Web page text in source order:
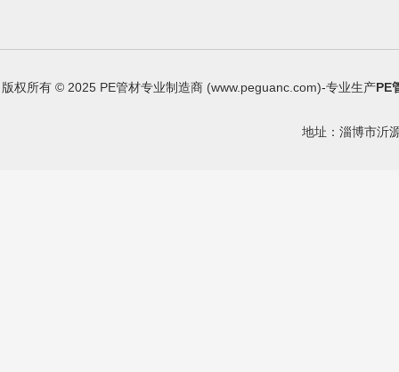
版权所有 © 2025 PE管材专业制造商 (www.peguanc.com)-专业生产PE
地址：淄博市沂